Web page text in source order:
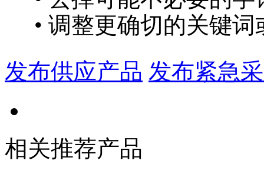
• 调整更确切的关键
发布供应产品 发布紧急
相关推荐产品